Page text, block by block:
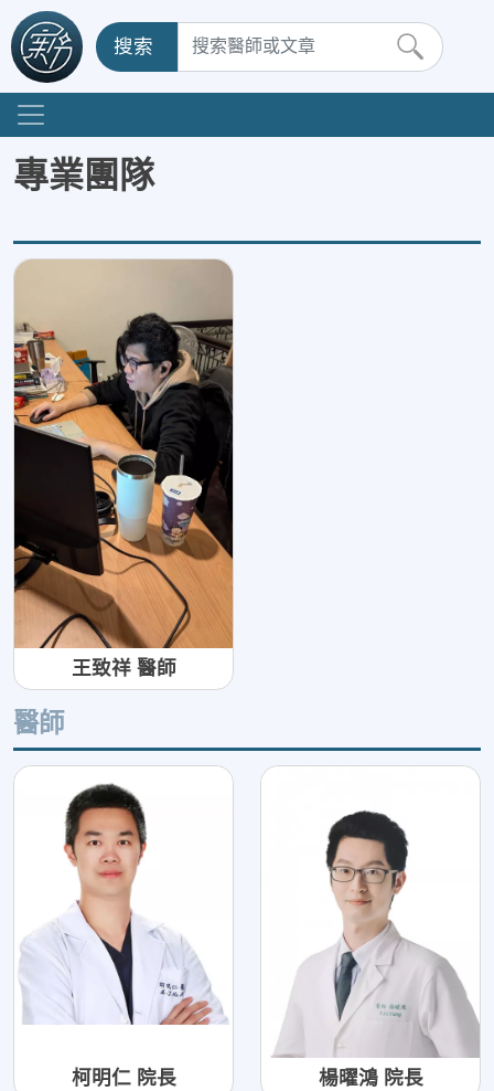
搜索
專業團隊
王致祥 醫師
醫師
柯明仁 院長 楊曜鴻 院長